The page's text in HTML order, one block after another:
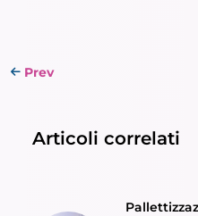
Prev
Articoli correlati